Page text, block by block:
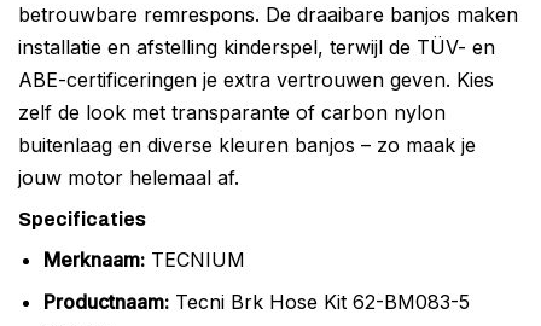
betrouwbare remrespons. De draaibare banjos maken
installatie en afstelling kinderspel, terwijl de TÜV- en
ABE-certificeringen je extra vertrouwen geven. Kies
zelf de look met transparante of carbon nylon
buitenlaag en diverse kleuren banjos – zo maak je
jouw motor helemaal af.
Specificaties
Merknaam:TECNIUM
Productnaam:Tecni Brk Hose Kit 62-BM083-5